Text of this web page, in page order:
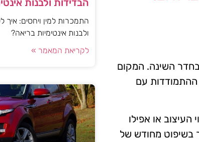
השינה. המקום
ההתמודדות עם
או אפילו
בשיפוט מחודש של
התמכרות למין ויחסים:
ולבנות אינטימיות בריאה?
לקריאת המאמר »